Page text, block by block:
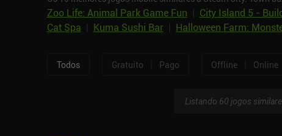
Zoo Life: Animal Park Game Fun
City Island 5 -
Cat Spa
Kuma Sushi Bar Halloween Farm:
Todos Gratuito Pago Offline Online
Listando 60 jogos